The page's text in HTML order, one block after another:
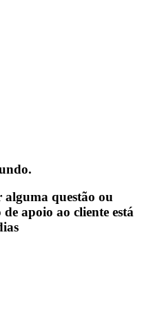
alguma questão ou
apoio ao cliente está